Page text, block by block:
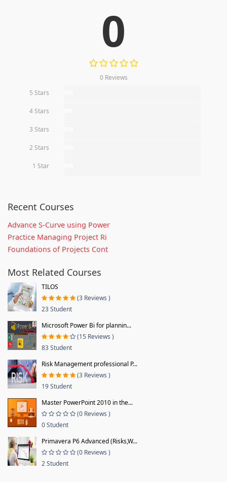
0
0 Reviews
5 Stars
4 Stars
3 Stars
2 Stars
1 Star
Recent Courses
Advance S-Curve using Power
Practice Managing Project Ri
Foundations of Projects Cont
Most Related Courses
TILOS
(3 Reviews )
23 Student
Microsoft Power Bi for plannin...
(15 Reviews )
83 Student
Risk Management professional P...
(3 Reviews )
19 Student
Master PowerPoint 2010 in the...
(0 Reviews )
0 Student
Primavera P6 Advanced (Risks,W...
(0 Reviews )
2 Student